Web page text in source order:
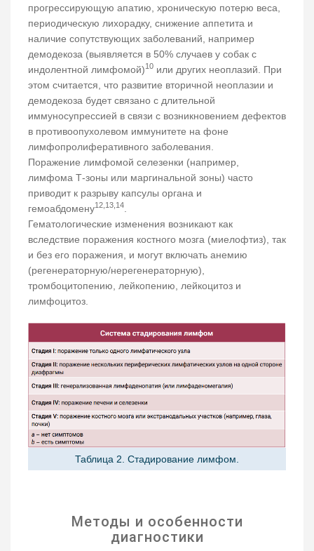
прогрессирующую апатию, хроническую потерю веса,
периодическую лихорадку, снижение аппетита и
наличие сопутствующих заболеваний, например
демодекоза (выявляется в 50% случаев у собак с
индолентной лимфомой)10 или других неоплазий. При
этом считается, что развитие вторичной неоплазии и
демодекоза будет связано с длительной
иммуносупрессией в связи с возникновением дефектов
в противоопухолевом иммунитете на фоне
лимфопролиферативного заболевания.
Поражение лимфомой селезенки (например,
лимфома Т-зоны или маргинальной зоны) часто
приводит к разрыву капсулы органа и
гемоабдомену12,13,14
Гематологические изменения возникают как
вследствие поражения костного мозга (миелофтиз), так
и без его поражения, и могут включать анемию
(регенераторную/нерегенераторную),
тромбоцитопению, лейкопению, лейкоцитоз и
лимфоцитоз.
Таблица 2. Стадирование лимфом.
Методы и особенности
диагностики